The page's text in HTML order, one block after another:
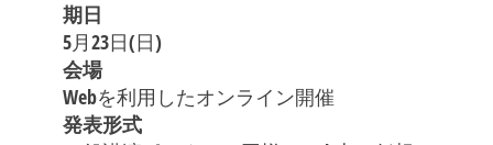
期日
5月23日(日)
会場
Webを利用したオンライン開催
発表形式